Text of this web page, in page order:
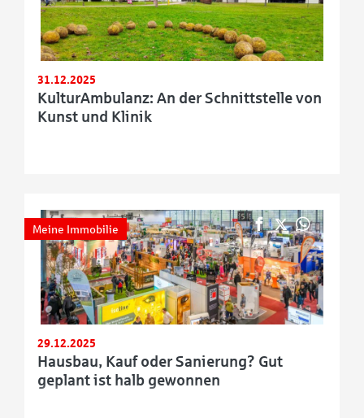
31.12.2025
KulturAmbulanz: An der Schnittstelle von
Kunst und Klinik
Meine Immobilie
29.12.2025
Hausbau, Kauf oder Sanierung? Gut
geplant ist halb gewonnen